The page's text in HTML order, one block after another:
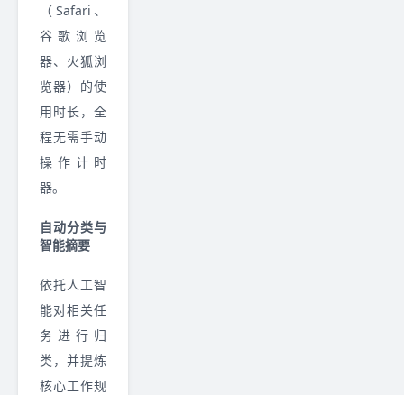
（Safari、
谷歌浏览
器、火狐浏
览器）的使
用时长，全
程无需手动
操作计时
器。
自动分类与
智能摘要
依托人工智
能对相关任
务进行归
类，并提炼
核心工作规